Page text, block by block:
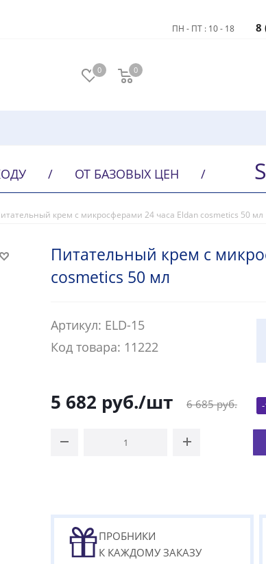
ПН - ПТ : 10 - 18 8
0 0
/ ОТ БАЗОВЫХ ЦЕН /
крем с микросферами 24 часа Eldan cosmetics 50 мл
Питательный крем с
cosmetics 50 мл
Артикул: ELD-15
Код товара: 11222
5 682 руб./шт 6 685руб. -
ПРОБНИКИ
К КАЖДОМУ ЗАКАЗУ